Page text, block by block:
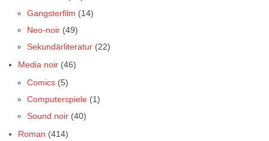
Gangsterfilm (14)
Neo-noir (49)
Sekundärliteratur (22)
Media noir (46)
Comics (5)
Computerspiele (1)
Sound noir (40)
Roman (414)